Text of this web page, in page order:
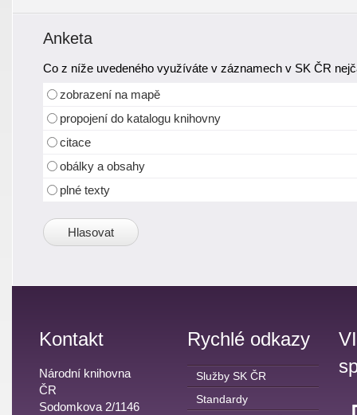
Anketa
Co z níže uvedeného využíváte v záznamech v SK ČR
zobrazení na mapě
propojení do katalogu knihovny
citace
obálky a obsahy
plné texty
Kontakt
Národní knihovna
ČR
Sodomkova 2/1146
Rychlé odkazy
Služby SK ČR
Standardy